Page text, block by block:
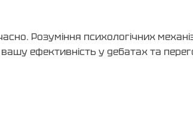
Розуміння психологічних
ефективність у дебатах та